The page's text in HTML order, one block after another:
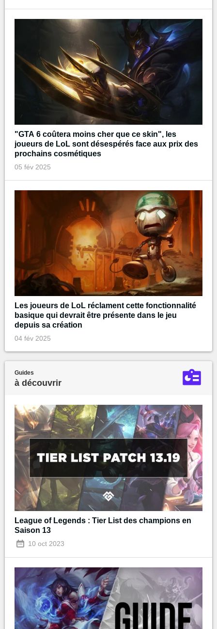
"GTA 6 coûtera moins cher que ce skin", les
joueurs de LoL sont désespérés face aux prix des
prochains cosmétiques
05 fév 2025
Les joueurs de LoL réclament cette fonctionnalité
basique qui devrait être présente dans le jeu
depuis sa création
04 fév 2025
Guides
à découvrir
League of Legends : Tier List des champions en
Saison 13
10 oct 2023